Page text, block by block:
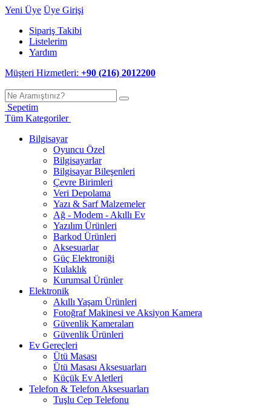
Yeni Üye Üye Girişi
Sipariş Takibi
Listelerim
Yardım
Müşteri Hizmetleri: +90 (216) 2012200
Sepetim
Tüm Kategoriler
Bilgisayar
Oyuncu Özel
Bilgisayarlar
Bilgisayar Bileşenleri
Çevre Birimleri
Veri Depolama
Yazı & Sarf Malzemeler
Ağ - Modem - Akıllı Ev
Yazılım Ürünleri
Barkod Ürünleri
Aksesuarlar
Güç Elektroniği
Kulaklık
Kurumsal Ürünler
Elektronik
Akıllı Yaşam Ürünleri
Fotoğraf Makinesi ve Aksiyon Kamera
Güvenlik Kameraları
Güvenlik Ürünleri
Ev Gereçleri
Ütü Masası
Ütü Masası Aksesuarları
Küçük Ev Aletleri
Telefon & Telefon Aksesuarları
Tuşlu Cep Telefonu